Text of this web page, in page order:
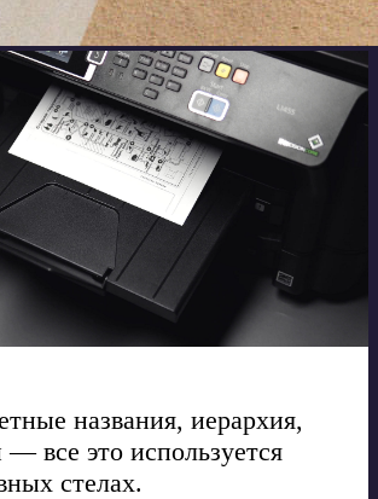
названия, иерархия,
все это используется
стелах.